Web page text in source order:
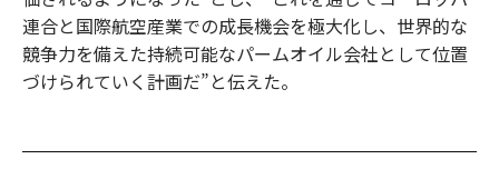
連合と国際航空産業での成長機会を極大化し、世界的な
競争力を備えた持続可能なパームオイル会社として位置
づけられていく計画だ”と伝えた。